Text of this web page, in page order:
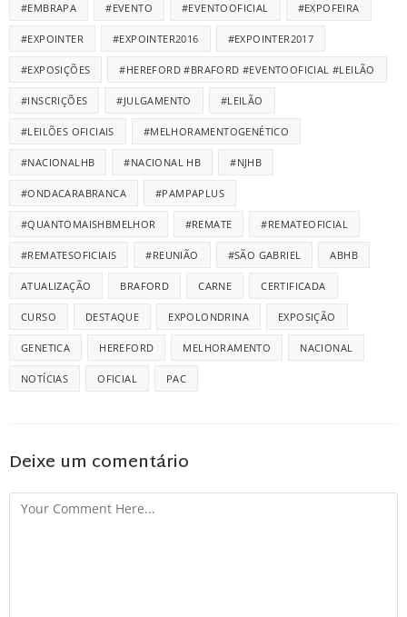
#EMBRAPA #EVENTO #EVENTOOFICIAL #EXPOFEIRA
#EXPOINTER #EXPOINTER2016 #EXPOINTER2017
#EXPOSIÇÕES #HEREFORD #BRAFORD #EVENTOOFICIAL #LEILÃO
#INSCRIÇÕES #JULGAMENTO #LEILÃO
#LEILÕES OFICIAIS #MELHORAMENTOGENÉTICO
#NACIONALHB #NACIONAL HB #NJHB
#ONDACARABRANCA #PAMPAPLUS
#QUANTOMAISHBMELHOR #REMATE #REMATEOFICIAL
#REMATESOFICIAIS #REUNIÃO #SÃO GABRIEL ABHB
ATUALIZAÇÃO BRAFORD CARNE CERTIFICADA
CURSO DESTAQUE EXPOLONDRINA EXPOSIÇÃO
GENETICA HEREFORD MELHORAMENTO NACIONAL
NOTÍCIAS OFICIAL PAC
Deixe um comentário